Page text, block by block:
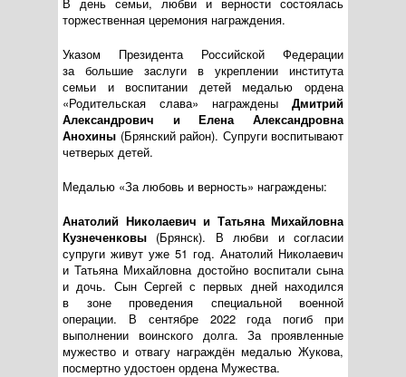
торжественная церемония награждения.
Указом Президента Российской Федерации
за большие заслуги в укреплении института
семьи и воспитании детей медалью ордена
«Родительская слава» награждены Дмитрий
Александрович и Елена Александровна
Анохины (Брянский район). Супруги воспитывают
четверых детей.
Медалью «За любовь и верность» награждены:
Анатолий Николаевич и Татьяна Михайловна
Кузнеченковы (Брянск). В любви и согласии
супруги живут уже 51 год. Анатолий Николаевич
и Татьяна Михайловна достойно воспитали сына
и дочь. Сын Сергей с первых дней находился
в зоне проведения специальной военной
операции. В сентябре 2022 года погиб при
выполнении воинского долга. За проявленные
мужество и отвагу награждён медалью Жукова,
посмертно удостоен ордена Мужества.